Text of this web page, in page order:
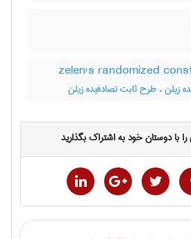
زیلن ، طرح ثابت تصادفیده زیلن
با دوستان خود به اشتراک بگذارید